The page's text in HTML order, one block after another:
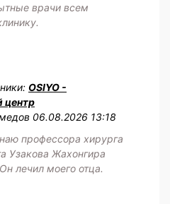
врачи всем
OSIYO -
центр
06.08.2026 13:18
профессора хирурга
Узакова Жахонгира
лечил моего отца.